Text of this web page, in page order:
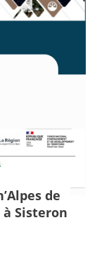
de
à Sisteron